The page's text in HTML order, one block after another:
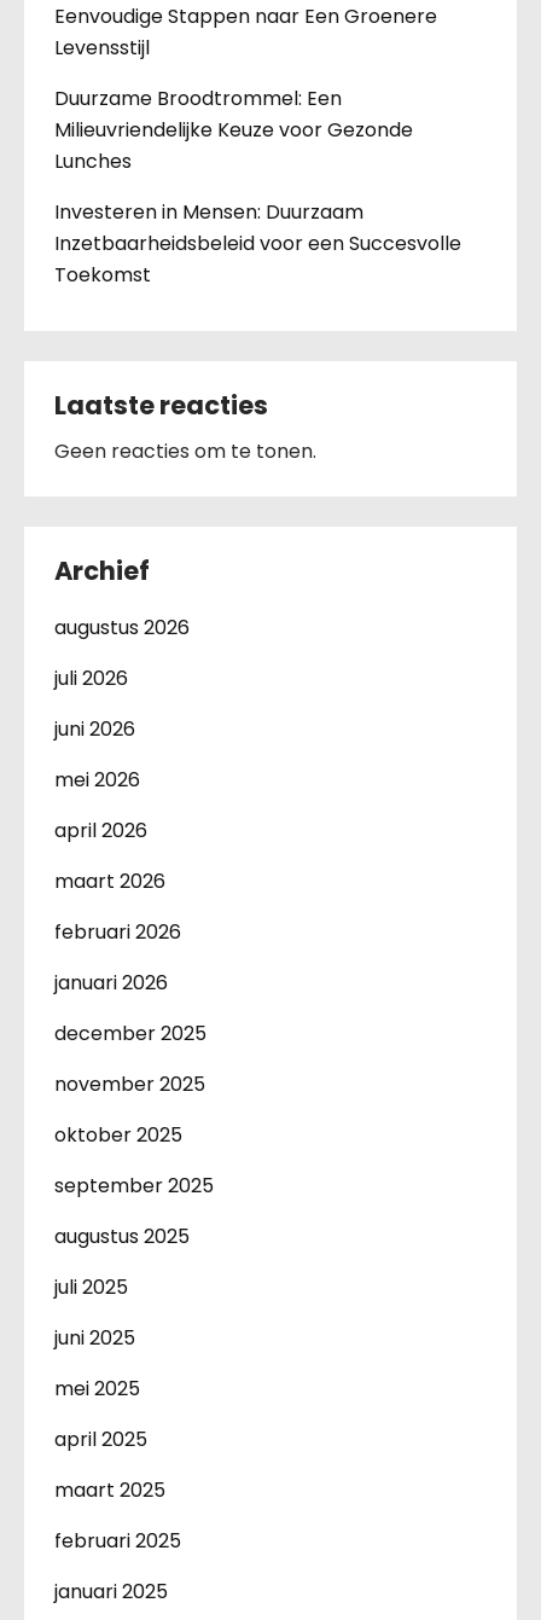
Eenvoudige Stappen naar Een Groenere
Levensstijl
Duurzame Broodtrommel: Een
Milieuvriendelijke Keuze voor Gezonde
Lunches
Investeren in Mensen: Duurzaam
Inzetbaarheidsbeleid voor een Succesvolle
Toekomst
Laatste reacties
Geen reacties om te tonen.
Archief
augustus 2026
juli 2026
juni 2026
mei 2026
april 2026
maart 2026
februari 2026
januari 2026
december 2025
november 2025
oktober 2025
september 2025
augustus 2025
juli 2025
juni 2025
mei 2025
april 2025
maart 2025
februari 2025
januari 2025